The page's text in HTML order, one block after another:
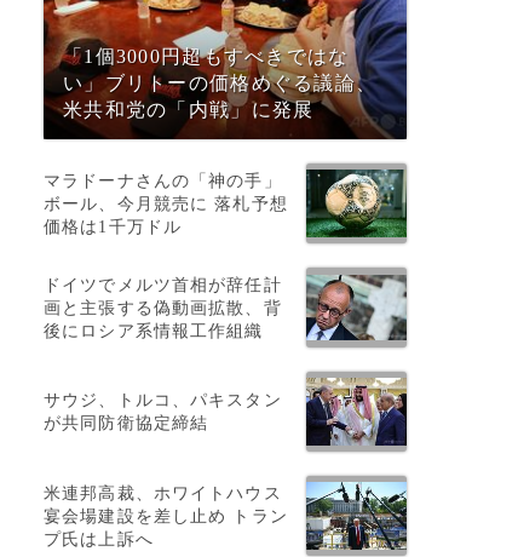
「1個3000円超もすべきではな
い」ブリトーの価格めぐる議論、
米共和党の「内戦」に発展
マラドーナさんの「神の手」
ボール、今月競売に 落札予想
価格は1千万ドル
ドイツでメルツ首相が辞任計
画と主張する偽動画拡散、背
後にロシア系情報工作組織
サウジ、トルコ、パキスタン
が共同防衛協定締結
米連邦高裁、ホワイトハウス
宴会場建設を差し止め トラン
プ氏は上訴へ